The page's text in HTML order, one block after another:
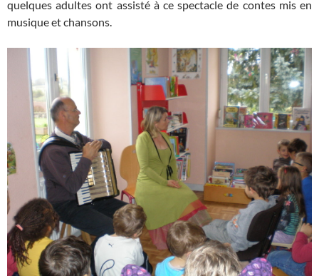
quelques adultes ont assisté à ce spectacle de contes mis en
musique et chansons.